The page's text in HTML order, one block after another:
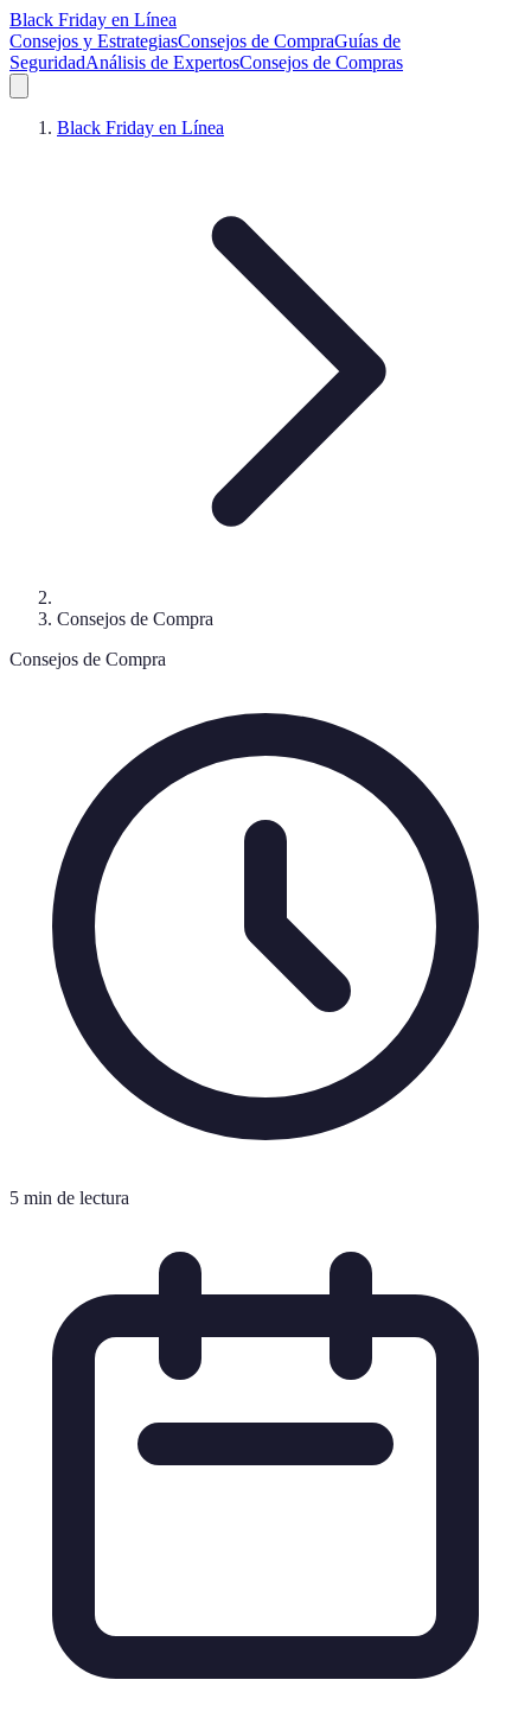
Black Friday en Línea
Consejos y EstrategiasConsejos de CompraGuías de
SeguridadAnálisis de ExpertosConsejos de Compras
Black Friday en Línea
Consejos de Compra
Consejos de Compra
5 min de lectura